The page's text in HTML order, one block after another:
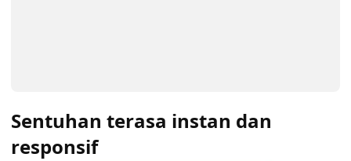
Sentuhan terasa instan dan
responsif